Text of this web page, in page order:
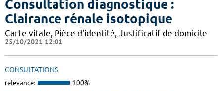
Consultation diagnostique :
Clairance rénale isotopique
Carte vitale, Pièce d'identité, Justificatif de domicile
25/10/2021 12:01
CONSULTATIONS
relevance: 100%